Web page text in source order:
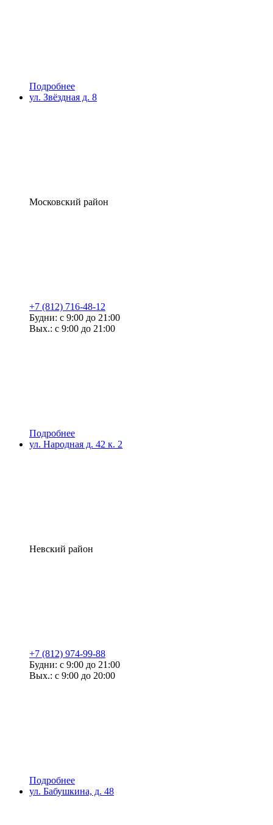
Подробнее
ул. Звёздная д. 8
Московский район
+7 (812) 716-48-12
Будни: с 9:00 до 21:00
Вых.: с 9:00 до 21:00
Подробнее
ул. Народная д. 42 к. 2
Невский район
+7 (812) 974-99-88
Будни: с 9:00 до 21:00
Вых.: с 9:00 до 20:00
Подробнее
ул. Бабушкина, д. 48